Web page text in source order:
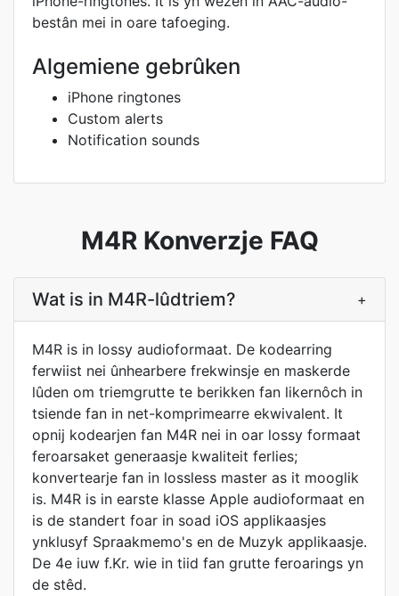
bestân mei in oare tafoeging.
Algemiene gebrûken
iPhone ringtones
Custom alerts
Notification sounds
M4R Konverzje FAQ
Wat is in M4R-lûdtriem? +
M4R is in lossy audioformaat. De kodearring
ferwiist nei ûnhearbere frekwinsje en maskerde
lûden om triemgrutte te berikken fan likernôch in
tsiende fan in net-komprimearre ekwivalent. It
opnij kodearjen fan M4R nei in oar lossy formaat
feroarsaket generaasje kwaliteit ferlies;
konvertearje fan in lossless master as it mooglik
is. M4R is in earste klasse Apple audioformaat en
is de standert foar in soad iOS applikaasjes
ynklusyf Spraakmemo's en de Muzyk applikaasje.
De 4e iuw f.Kr. wie in tiid fan grutte feroarings yn
de stêd.